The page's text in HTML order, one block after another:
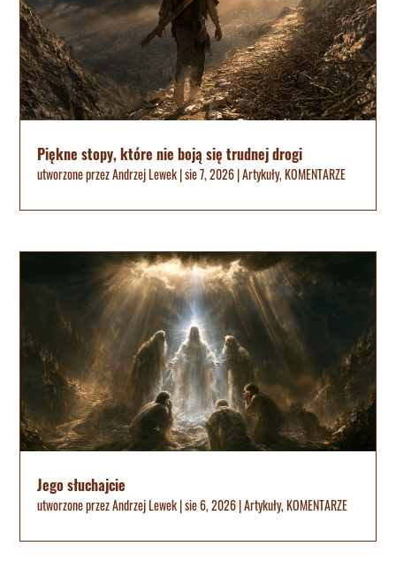
Piękne stopy, które nie boją się trudnej drogi
utworzone przezAndrzej Lewek|sie 7, 2026|Artykuły,KOMENTARZE
Jego słuchajcie
utworzone przezAndrzej Lewek|sie 6, 2026|Artykuły,KOMENTARZE